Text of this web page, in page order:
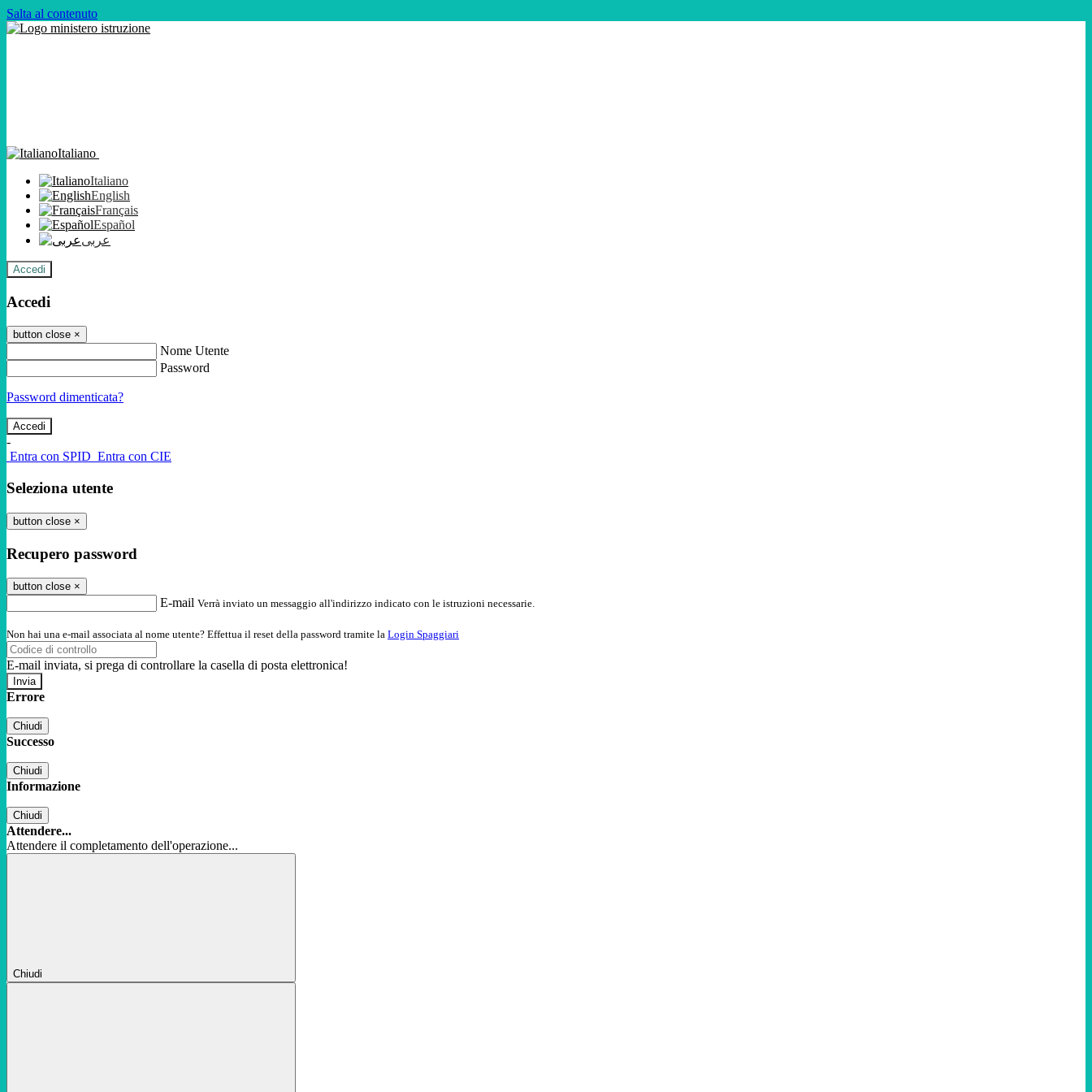
Salta al contenuto
Italiano
Italiano
English
Français
Español
عربى
Accedi
Accedi
button close ×
Nome Utente
Password
Password dimenticata?
-
Entra con SPID Entra con CIE
Seleziona utente
button close ×
Recupero password
button close ×
E-mail Verrà inviato un messaggio all'indirizzo indicato con le istruzioni necessarie.
Non hai una e-mail associata al nome utente? Effettua il reset della password tramite la Login Spaggiari
E-mail inviata, si prega di controllare la casella di posta elettronica!
Errore
Chiudi
Successo
Chiudi
Informazione
Chiudi
Attendere...
Attendere il completamento dell'operazione...
Chiudi